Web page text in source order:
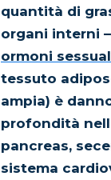
quantità di
organi interni
ormoni
tessuto
ampia) è
profondità
pancreas,
sistema